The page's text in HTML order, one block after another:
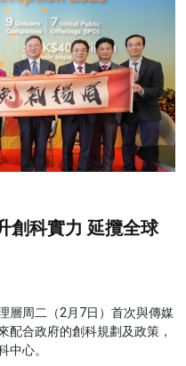
創科實力 延攬全球
層周二（2月7日）首次與傳媒
配合政府的創科規劃及政策，
中心。